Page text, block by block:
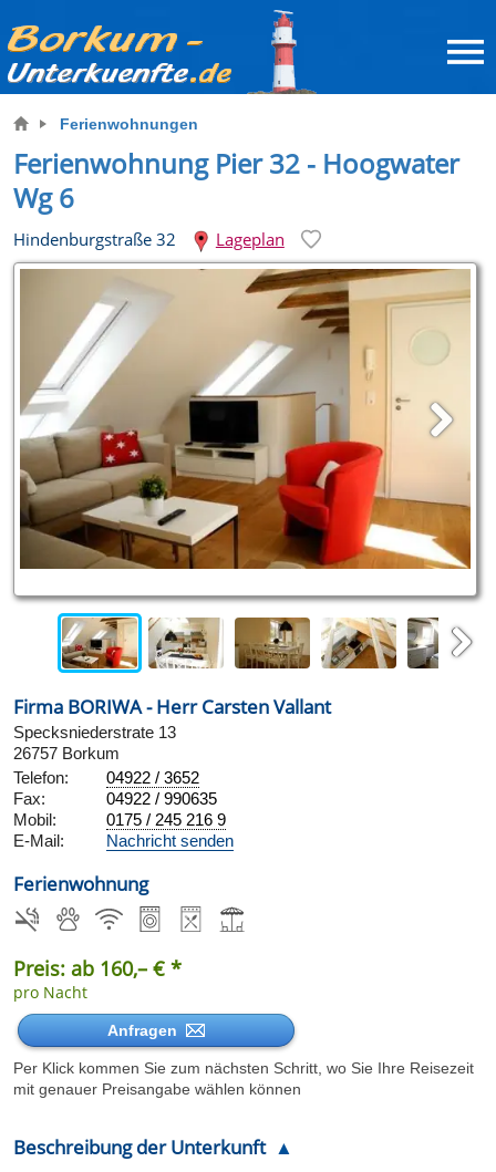
Ferienwohnungen
Ferienwohnung Pier 32 - Hoogwater
Wg 6
Hindenburgstraße 32 Lageplan
Firma BORIWA - Herr Carsten Vallant
Specksniederstrate 13
26757 Borkum
Telefon:
04922 / 3652
Fax:
04922 / 990635
Mobil:
0175 / 245 216 9
E-Mail:
Nachricht senden
Ferienwohnung
Preis: ab 160,– € *
pro Nacht
Anfragen
Per Klick kommen Sie zum nächsten Schritt, wo Sie Ihre Reisezeit
mit genauer Preisangabe wählen können
Beschreibung der Unterkunft